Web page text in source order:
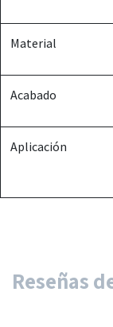
Material
Acabado
Aplicación
Reseñas